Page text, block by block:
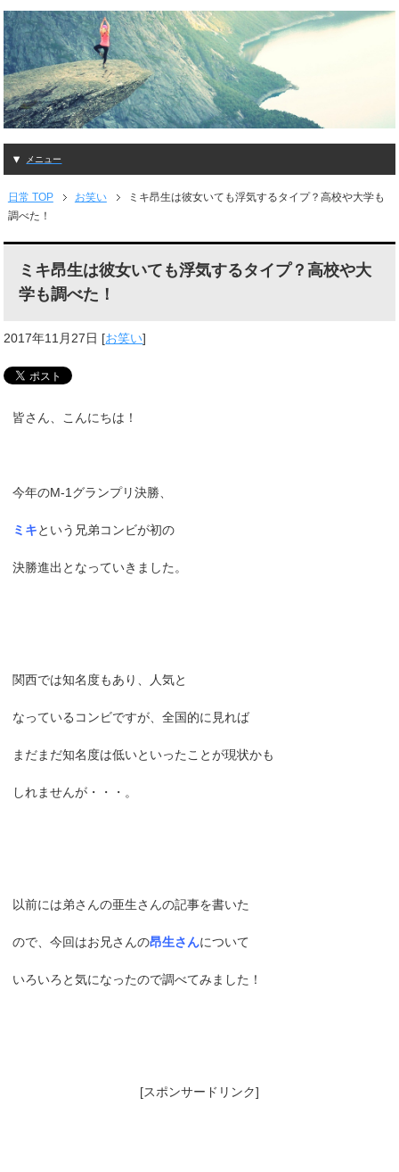
メニュー
日常 TOP お笑い
ミキ昂生は彼女いても浮気するタイプ？高校や大学も
調べた！
ミキ昂生は彼女いても浮気するタイプ？高校や大
学も調べた！
2017年11月27日 [お笑い]
皆さん、こんにちは！
今年のM-1グランプリ決勝、
ミキという兄弟コンビが初の
決勝進出となっていきました。
関西では知名度もあり、人気と
なっているコンビですが、全国的に見れば
まだまだ知名度は低いといったことが現状かも
しれませんが・・・。
以前には弟さんの亜生さんの記事を書いた
ので、今回はお兄さんの昂生さんについて
いろいろと気になったので調べてみました！
[スポンサードリンク]